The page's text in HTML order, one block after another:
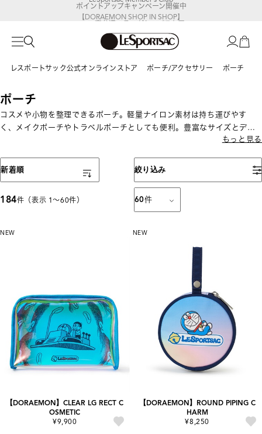
【DORAEMON SHOP IN SHOP】
8/5～表参道フラッグシップストア
レスポートサック公式オンラインストア ポーチ/アクセサリー ポーチ
ポーチ
コスメや小物を整理できるポーチ。軽量ナイロン素材は持ち運びやす
く、メイクポーチやトラベルポーチとしても便利。豊富なサイズとデザ
もっと見る
絞り込み
184件（表示 1〜60件） 60件
表示順
新着順
NEW
【DORAEMON】CLEAR LG RECT C
OSMETIC
¥9,900
NEW
【DORAEMON】ROUND PIPING C
HARM
¥8,250